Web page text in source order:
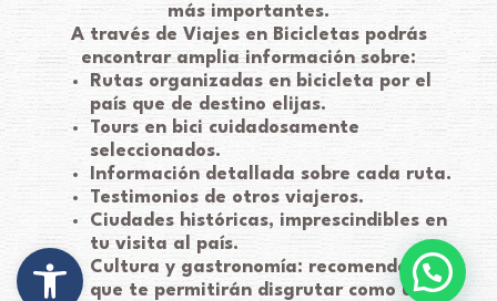
Abrir barra de herramientas
más importantes.
A través de Viajes en Bicicletas podrás
encontrar amplia información sobre:
Rutas organizadas en bicicleta por el
país que de destino elijas.
Tours en bici cuidadosamente
seleccionados.
Información detallada sobre cada ruta.
Testimonios de otros viajeros.
Ciudades históricas, imprescindibles en
tu visita al país.
Cultura y gastronomía: recomendaciones
que te permitirán disgrutar como un